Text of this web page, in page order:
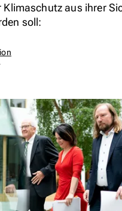
Klimaschutz aus ihrer
soll: